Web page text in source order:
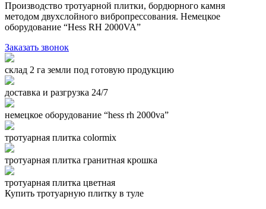
Производство тротуарной плитки, бордюрного камня
методом двухслойного вибропресcования. Немецкое
оборудование “Hess RH 2000VA”
Заказать звонок
склад 2 га земли под готовую продукцию
доставка и разгрузка 24/7
немецкое оборудование “hess rh 2000va”
тротуарная плитка colormix
тротуарная плитка гранитная крошка
тротуарная плитка цветная
Купить тротуарную плитку в туле